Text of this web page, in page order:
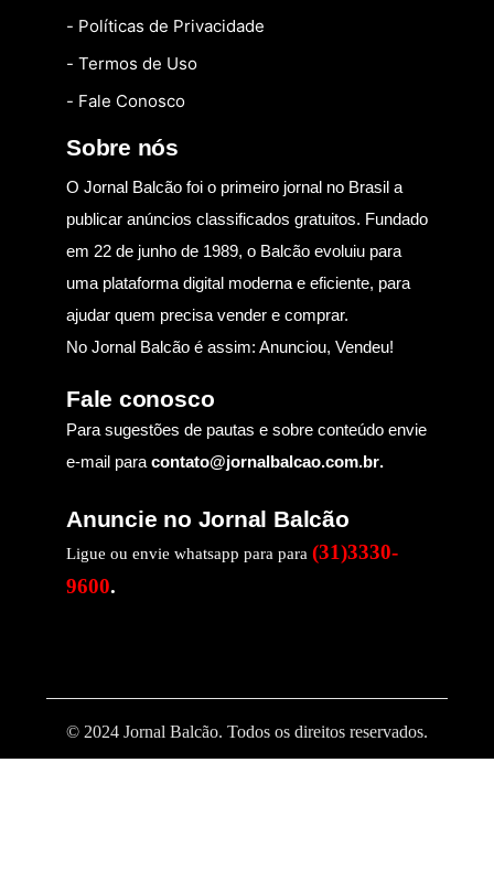
- Políticas de Privacidade
- Termos de Uso
- Fale Conosco
Sobre nós
O Jornal Balcão foi o primeiro jornal no Brasil a
publicar anúncios classificados gratuitos. Fundado
em 22 de junho de 1989, o Balcão evoluiu para
uma plataforma digital moderna e eficiente, para
ajudar quem precisa vender e comprar.
No Jornal Balcão é assim: Anunciou, Vendeu!
Fale conosco
Para sugestões de pautas e sobre conteúdo envie
e-mail para contato@jornalbalcao.com.br.
Anuncie no Jornal Balcão
Ligue ou envie whatsapp para para (31)3330-
9600.
© 2024 Jornal Balcão. Todos os direitos reservados.